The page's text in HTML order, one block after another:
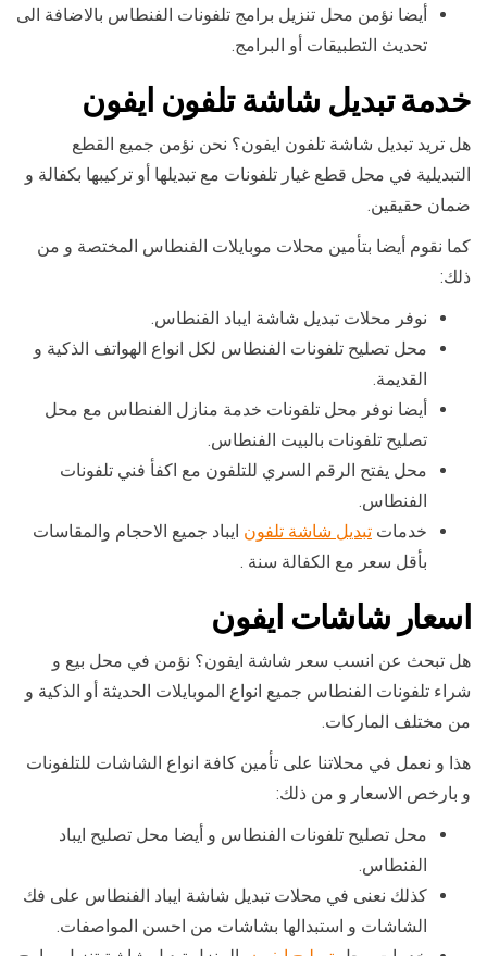
أيضا نؤمن محل تنزيل برامج تلفونات الفنطاس بالاضافة الى
تحديث التطبيقات أو البرامج.
خدمة تبديل شاشة تلفون ايفون
هل تريد تبديل شاشة تلفون ايفون؟ نحن نؤمن جميع القطع
التبديلية في محل قطع غيار تلفونات مع تبديلها أو تركيبها بكفالة و
ضمان حقيقين.
كما نقوم أيضا بتأمين محلات موبايلات الفنطاس المختصة و من
ذلك:
نوفر محلات تبديل شاشة ايباد الفنطاس.
محل تصليح تلفونات الفنطاس لكل انواع الهواتف الذكية و
القديمة.
أيضا نوفر محل تلفونات خدمة منازل الفنطاس مع محل
تصليح تلفونات بالبيت الفنطاس.
محل يفتح الرقم السري للتلفون مع اكفأ فني تلفونات
الفنطاس.
خدمات تبديل شاشة تلفون ايباد جميع الاحجام والمقاسات
بأقل سعر مع الكفالة سنة .
اسعار شاشات ايفون
هل تبحث عن انسب سعر شاشة ايفون؟ نؤمن في محل بيع و
شراء تلفونات الفنطاس جميع انواع الموبايلات الحديثة أو الذكية و
من مختلف الماركات.
هذا و نعمل في محلاتنا على تأمين كافة انواع الشاشات للتلفونات
و بارخص الاسعار و من ذلك:
محل تصليح تلفونات الفنطاس و أيضا محل تصليح ايباد
الفنطاس.
كذلك نعنى في محلات تبديل شاشة ايباد الفنطاس على فك
الشاشات و استبدالها بشاشات من احسن المواصفات.